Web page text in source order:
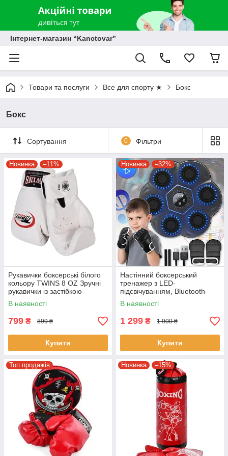
Інтернет-магазин “Kanctovar”
Товари та послуги Все для спорту ★ Бокс
Бокс
Сортування 0 Фільтри
Новинка –11%
Рукавички боксерські білого
кольору TWINS 8 OZ Зручні
рукавички із застібкою-
липучкою для тренувань
В наявності
799 ₴ 899 ₴
Купити
Новинка –32%
Настінний боксерський
тренажер з LED-
підсвічуванням, Bluetooth-
колонкою та режимами
тренування
В наявності
1 299 ₴ 1 900 ₴
Купити
Топ продажів Новинка –15%